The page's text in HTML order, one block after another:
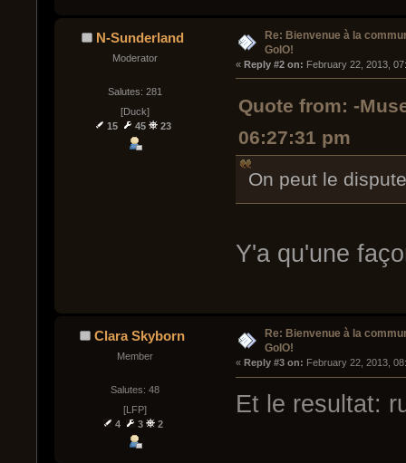
N-Sunderland
Moderator
Salutes: 281
[Duck]
15
45 23
Re: Bienvenue à la
GoIO!
« Reply #2 on: February 22, 2013,
Quote from: -
06:27:31 pm
On peut le
Y'a qu'une
Clara Skyborn
Member
Salutes: 48
[LFP]
4
3 2
Re: Bienvenue à la
GoIO!
« Reply #3 on: February 22, 2013,
Et le resultat: